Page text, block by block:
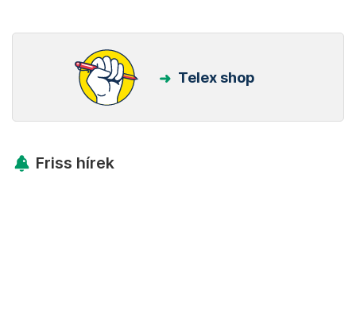
Telex shop
Friss hírek